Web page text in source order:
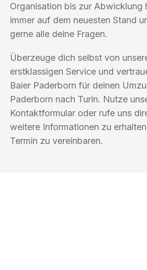
Organisation bis zur Abwicklung
immer auf dem neuesten Stand
gerne alle deine Fragen.
Überzeuge dich selbst von
erstklassigen Service und
Baier Paderborn für deinen
Paderborn nach Turin. Nutze
Kontaktformular oder rufe uns
weitere Informationen zu
Termin zu vereinbaren.